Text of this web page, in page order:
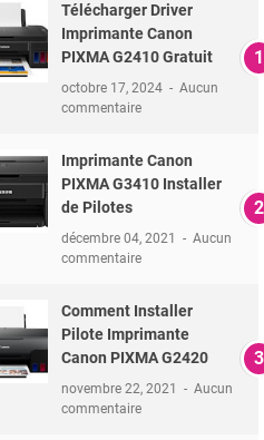
Télécharger Driver
Imprimante Canon
PIXMA G2410 Gratuit
octobre 17, 2024
Aucun
commentaire
Imprimante Canon
PIXMA G3410 Installer
de Pilotes
décembre 04, 2021
Aucun
commentaire
Comment Installer
Pilote Imprimante
Canon PIXMA G2420
novembre 22, 2021
Aucun
commentaire